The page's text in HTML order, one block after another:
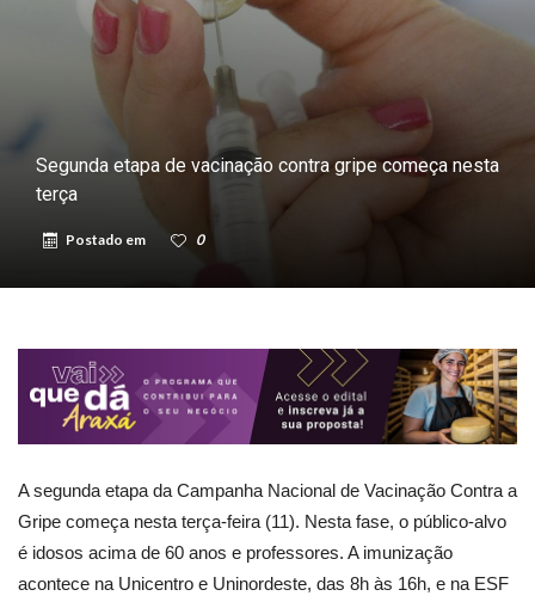
Segunda etapa de vacinação contra gripe começa nesta
terça
Postado em 0
A segunda etapa da Campanha Nacional de Vacinação Contra a
Gripe começa nesta terça-feira (11). Nesta fase, o público-alvo
é idosos acima de 60 anos e professores. A imunização
acontece na Unicentro e Uninordeste, das 8h às 16h, e na ESF